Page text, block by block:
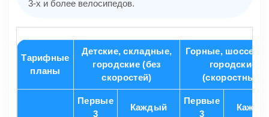
3-х и более велосипедов.
Тарифные
планы
Детские, складные,
городские (без
скоростей)
Горные,
городские
(скоростные)
Первые
3
Каждый
Первые
3